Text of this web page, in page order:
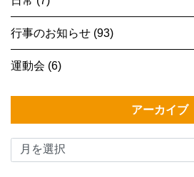
行事のお知らせ (93)
運動会 (6)
アーカイブ